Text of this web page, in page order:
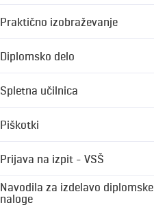
Praktično izobraževanje
Diplomsko delo
Spletna učilnica
Piškotki
Prijava na izpit - VSŠ
Navodila za izdelavo diplomske
naloge